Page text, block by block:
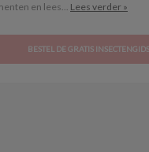
en lees... Lees verder »
BESTEL DE GRATIS